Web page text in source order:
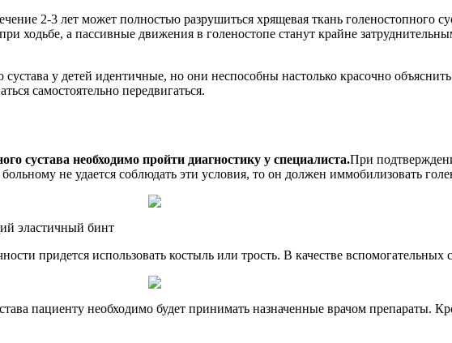
2-3 лет может полностью разрушиться хрящевая ткань голеностопного
ходьбе, а пассивные движения в голеностопе станут крайне
у детей идентичные, но они неспособны настолько красочно
самостоятельно передвигаться.
сустава необходимо пройти диагностику у специалиста.При
не удается соблюдать эти условия, то он должен иммобилизовать
эластичный бинт
придется использовать костыль или трость. В качестве
пациенту необходимо будет принимать назначенные врачом препараты.